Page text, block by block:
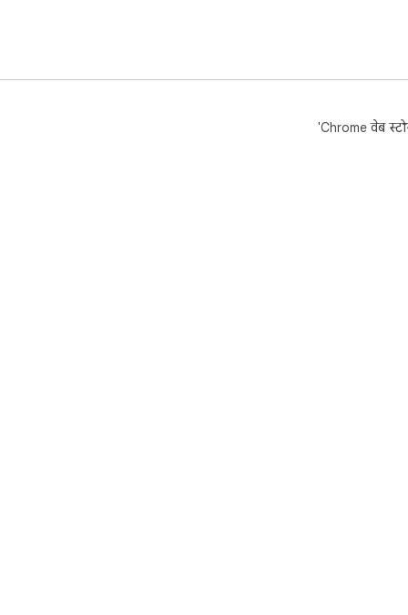
'Chrome वेब